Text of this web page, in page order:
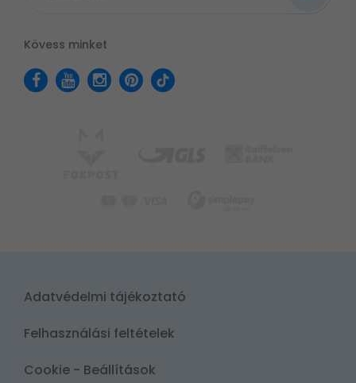
Kövess minket
Adatvédelmi tájékoztató
Felhasználási feltételek
Cookie - Beállítások